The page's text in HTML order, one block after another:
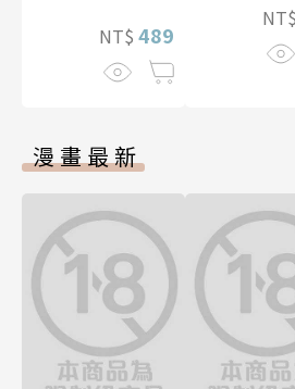
NT$ 489
NT$
漫畫最新